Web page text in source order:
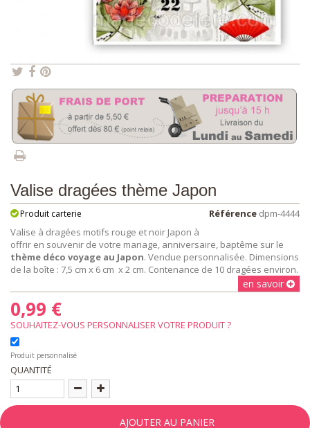
Valise dragées thème Japon
Référence dpm-4444
Produit carterie
Valise à dragées motifs rouge et noir Japon à
offrir en souvenir de votre mariage, anniversaire, baptême sur le
thème déco voyage au Japon. Vendue personnalisée. Dimensions
de la boîte : 7,5 cm x 6 cm x 2 cm. Contenance de 10 dragées environ.
en savoir
0,99 €
Produit personnalisé
QUANTITÉ
AJOUTER AU PANIER